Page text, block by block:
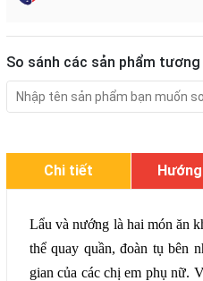
So sánh các sản phẩm
Chi tiết
Lẩu và nướng là hai món ăn
thể quay quần, đoàn tụ bên
gian của các chị em phụ nữ.